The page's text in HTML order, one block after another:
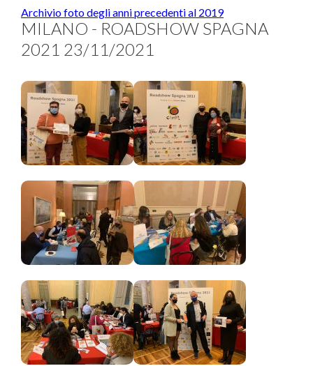
Archivio foto degli anni precedenti al 2019
MILANO - ROADSHOW SPAGNA
2021 23/11/2021